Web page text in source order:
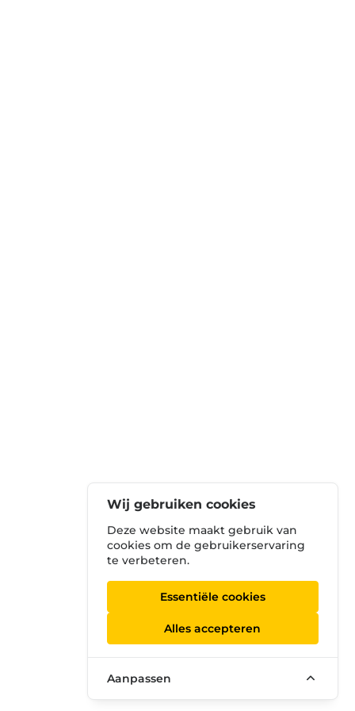
Wij gebruiken cookies
Deze website maakt gebruik van
cookies om de gebruikerservaring
te verbeteren.
Essentiële cookies
Alles accepteren
Aanpassen